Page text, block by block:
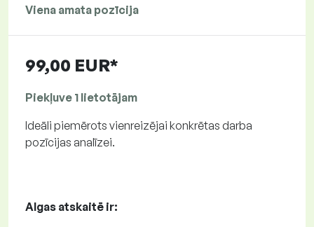
Viena amata pozīcija
99,00 EUR*
Piekļuve 1 lietotājam
Ideāli piemērots vienreizējai konkrētas darba
pozīcijas analīzei.
Algas atskaitē ir: